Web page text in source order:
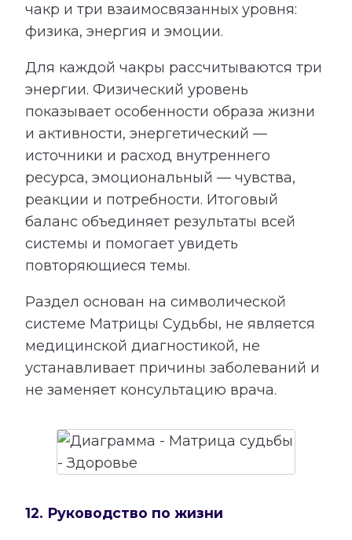
чакр и три взаимосвязанных уровня:
физика, энергия и эмоции.
Для каждой чакры рассчитываются три
энергии. Физический уровень
показывает особенности образа жизни
и активности, энергетический —
источники и расход внутреннего
ресурса, эмоциональный — чувства,
реакции и потребности. Итоговый
баланс объединяет результаты всей
системы и помогает увидеть
повторяющиеся темы.
Раздел основан на символической
системе Матрицы Судьбы, не является
медицинской диагностикой, не
устанавливает причины заболеваний и
не заменяет консультацию врача.
12. Руководство по жизни